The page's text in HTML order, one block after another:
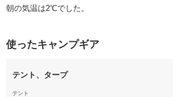
朝の気温は2℃でした。
使ったキャンプギア
テント、タープ
テント